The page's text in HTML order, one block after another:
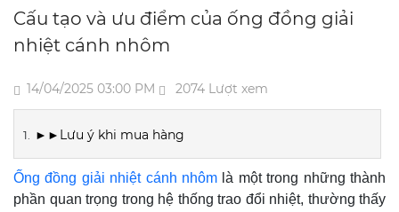
Cấu tạo và ưu điểm của ống đồng giải
nhiệt cánh nhôm
14/04/2025 03:00 PM 2074 Lượt xem
►►Lưu ý khi mua hàng
Ống đồng giải nhiệt cánh nhôm là một trong những thành
phần quan trọng trong hệ thống trao đổi nhiệt, thường thấy